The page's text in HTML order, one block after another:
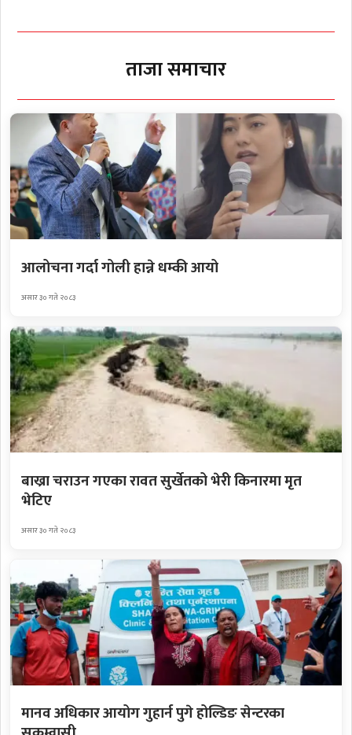
ताजा समाचार
आलोचना गर्दा गोली हान्ने धम्की आयो
असार ३० गते २०८३
बाख्रा चराउन गएका रावत सुर्खेतको भेरी किनारमा मृत
भेटिए
असार ३० गते २०८३
मानव अधिकार आयोग गुहार्न पुगे होल्डिङ सेन्टरका